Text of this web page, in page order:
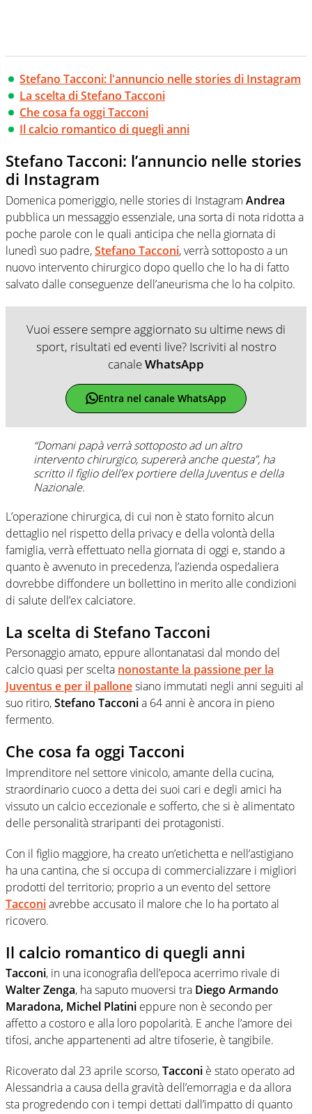
Stefano Tacconi: l'annuncio nelle stories di Instagram
La scelta di Stefano Tacconi
Che cosa fa oggi Tacconi
Il calcio romantico di quegli anni
Stefano Tacconi: l’annuncio nelle stories
di Instagram
Domenica pomeriggio, nelle stories di Instagram Andrea
pubblica un messaggio essenziale, una sorta di nota ridotta a
poche parole con le quali anticipa che nella giornata di
lunedì suo padre,Stefano Tacconi, verrà sottoposto a un
nuovo intervento chirurgico dopo quello che lo ha di fatto
salvato dalle conseguenze dell’aneurisma che lo ha colpito.
Vuoi essere sempre aggiornato su ultime news di
sport, risultati ed eventi live? Iscriviti al nostro
canaleWhatsApp
Entra nel canale WhatsApp
“Domani papà verrà sottoposto ad un altro
intervento chirurgico, supererà anche questa”, ha
scritto il figlio dell’ex portiere della Juventus e della
Nazionale.
L’operazione chirurgica, di cui non è stato fornito alcun
dettaglio nel rispetto della privacy e della volontà della
famiglia, verrà effettuato nella giornata di oggi e, stando a
quanto è avvenuto in precedenza, l’azienda ospedaliera
dovrebbe diffondere un bollettino in merito alle condizioni
di salute dell’ex calciatore.
La scelta di Stefano Tacconi
Personaggio amato, eppure allontanatasi dal mondo del
calcio quasi per scelta nonostante la passione per la
Juventus e per il pallonesiano immutati negli anni seguiti al
suo ritiro,Stefano Tacconia 64 anni è ancora in pieno
fermento.
Che cosa fa oggi Tacconi
Imprenditore nel settore vinicolo, amante della cucina,
straordinario cuoco a detta dei suoi cari e degli amici ha
vissuto un calcio eccezionale e sofferto, che si è alimentato
delle personalità straripanti dei protagonisti.
Con il figlio maggiore, ha creato un’etichetta e nell’astigiano
ha una cantina, che si occupa di commercializzare i migliori
prodotti del territorio; proprio a un evento del settore
Tacconiavrebbe accusato il malore che lo ha portato al
ricovero.
Il calcio romantico di quegli anni
Tacconi, in una iconografia dell’epoca acerrimo rivale di
Walter Zenga, ha saputo muoversi tra Diego Armando
Maradona, Michel Platini eppure non è secondo per
affetto a costoro e alla loro popolarità. E anche l’amore dei
tifosi, anche appartenenti ad altre tifoserie, è tangibile.
Ricoverato dal 23 aprile scorso,Tacconi è stato operato ad
Alessandria a causa della gravità dell’emorragia e da allora
sta progredendo con i tempi dettati dall’impatto di quanto